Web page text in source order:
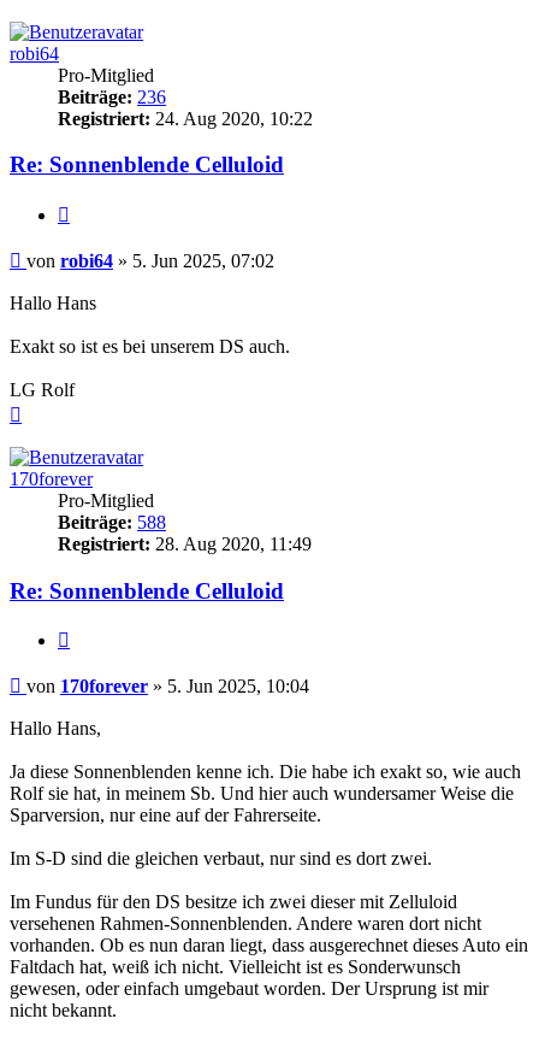
robi64
Pro-Mitglied
Beiträge: 236
Registriert: 24. Aug 2020, 10:22
Re: Sonnenblende Celluloid
Beitrag
von robi64 » 5. Jun 2025, 07:02
Hallo Hans
Exakt so ist es bei unserem DS auch.
LG Rolf
170forever
Pro-Mitglied
Beiträge: 588
Registriert: 28. Aug 2020, 11:49
Re: Sonnenblende Celluloid
Beitrag
von 170forever » 5. Jun 2025, 10:04
Hallo Hans,
Ja diese Sonnenblenden kenne ich. Die habe ich exakt so, wie auch
Rolf sie hat, in meinem Sb. Und hier auch wundersamer Weise die
Sparversion, nur eine auf der Fahrerseite.
Im S-D sind die gleichen verbaut, nur sind es dort zwei.
Im Fundus für den DS besitze ich zwei dieser mit Zelluloid
versehenen Rahmen-Sonnenblenden. Andere waren dort nicht
vorhanden. Ob es nun daran liegt, dass ausgerechnet dieses Auto ein
Faltdach hat, weiß ich nicht. Vielleicht ist es Sonderwunsch
gewesen, oder einfach umgebaut worden. Der Ursprung ist mir
nicht bekannt.